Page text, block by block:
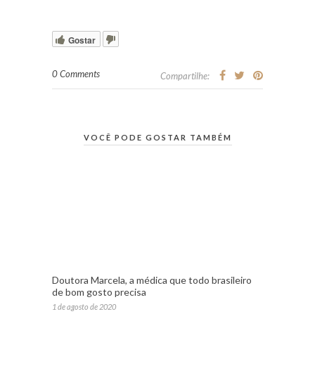
Gostar
0 Comments Compartilhe:
VOCÊ PODE GOSTAR TAMBÉM
Doutora Marcela, a médica que todo brasileiro
de bom gosto precisa
1 de agosto de 2020